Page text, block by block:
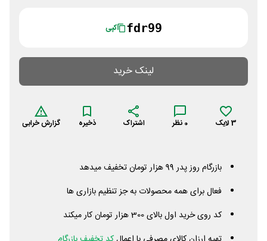
fdr99 کپی
لینک خرید
3 لایک 0 نظر اشتراک ذخیره گزارش خرابی
بازرگام روز پدر 99 هزار تومان تخفیف میدهد
فعال برای همه محصولات به جز تنظیم بازاری ها
کد روی خرید اول بالای 300 هزار تومان کار میکند